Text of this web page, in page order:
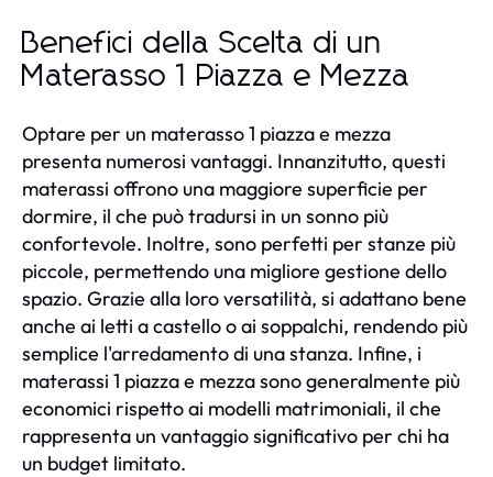
Benefici della Scelta di un
Materasso 1 Piazza e Mezza
Optare per un materasso 1 piazza e mezza
presenta numerosi vantaggi. Innanzitutto, questi
materassi offrono una maggiore superficie per
dormire, il che può tradursi in un sonno più
confortevole. Inoltre, sono perfetti per stanze più
piccole, permettendo una migliore gestione dello
spazio. Grazie alla loro versatilità, si adattano bene
anche ai letti a castello o ai soppalchi, rendendo più
semplice l'arredamento di una stanza. Infine, i
materassi 1 piazza e mezza sono generalmente più
economici rispetto ai modelli matrimoniali, il che
rappresenta un vantaggio significativo per chi ha
un budget limitato.